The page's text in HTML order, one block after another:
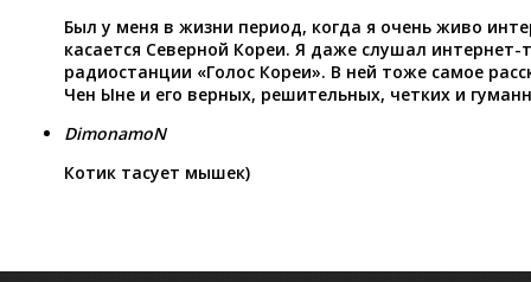
Был у меня в жизни период, когда я очень живо
касается Северной Кореи. Я даже слушал интернет-
радиостанции «Голос Кореи». В ней тоже самое
Чен Ыне и его верных, решительных, четких и
DimonamoN
Котик тасует мышек)